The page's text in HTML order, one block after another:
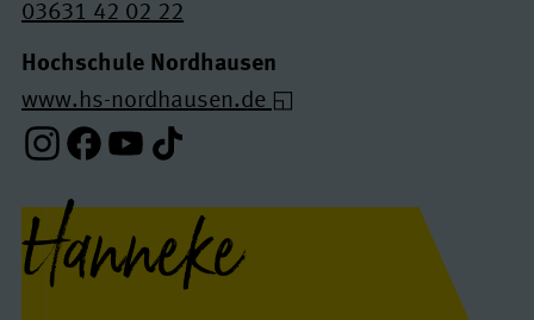
03631 42 02 22
Hochschule Nordhausen
www.hs-nordhausen.de
Instagram-Profil
Facebook-Profil
Youtube-Profil
Tiktok-Profil
Interview(s)
Hanneke